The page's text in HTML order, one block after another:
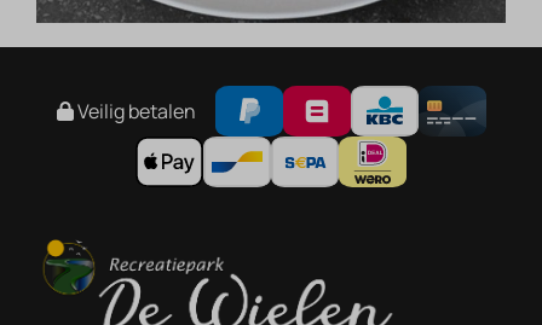
Veilig betalen